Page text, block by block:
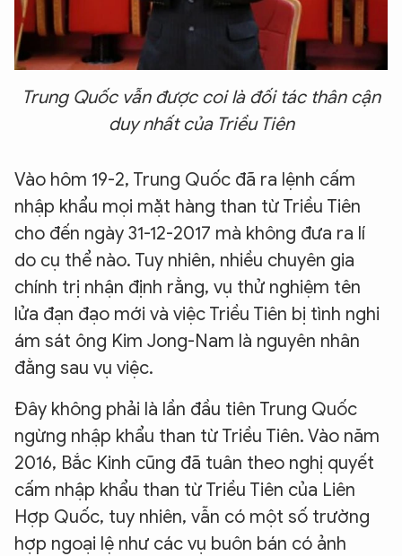
Trung Quốc vẫn được coi là đối tác thân cận
duy nhất của Triều Tiên
Vào hôm 19-2, Trung Quốc đã ra lệnh cấm
nhập khẩu mọi mặt hàng than từ Triều Tiên
cho đến ngày 31-12-2017 mà không đưa ra lí
do cụ thể nào. Tuy nhiên, nhiều chuyên gia
chính trị nhận định rằng, vụ thử nghiệm tên
lửa đạn đạo mới và việc Triều Tiên bị tình nghi
ám sát ông Kim Jong-Nam là nguyên nhân
đằng sau vụ việc.
Đây không phải là lần đầu tiên Trung Quốc
ngừng nhập khẩu than từ Triều Tiên. Vào năm
2016, Bắc Kinh cũng đã tuân theo nghị quyết
cấm nhập khẩu than từ Triều Tiên của Liên
Hợp Quốc, tuy nhiên, vẫn có một số trường
hợp ngoại lệ như các vụ buôn bán có ảnh